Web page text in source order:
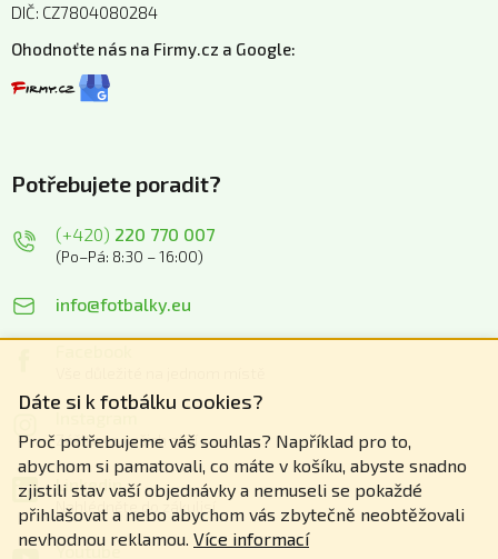
Dáte si k fotbálku cookies?
Proč potřebujeme váš souhlas? Například pro to,
abychom si pamatovali, co máte v košíku, abyste snadno
zjistili stav vaší objednávky a nemuseli se pokaždé
přihlašovat a nebo abychom vás zbytečně neobtěžovali
nevhodnou reklamou. Více informací
DIČ: CZ7804080284
Ohodnoťte nás na Firmy.cz a Google:
Potřebujete poradit?
(+420) 220 770 007
(Po–Pá: 8:30 – 16:00)
info@fotbalky.eu
Zážitky z našich akcí
Linkedin
Nahlédněte do zákulisí
Youtube